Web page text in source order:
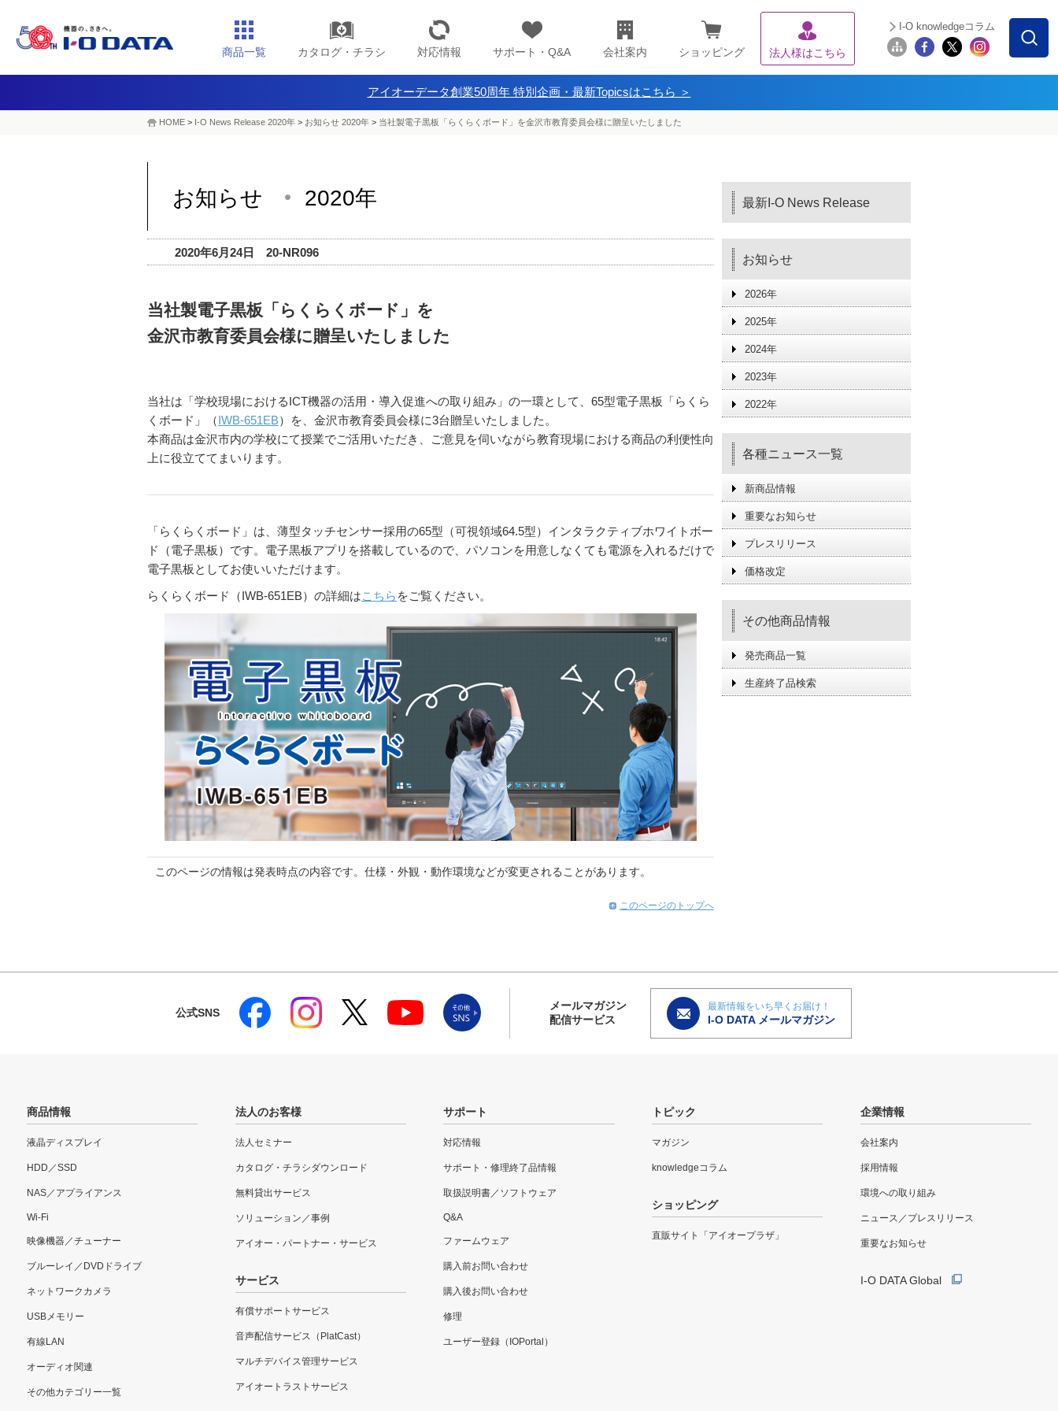
商品一覧 カタログ・チラシ 対応情報 サポート・Q&A 会社案内 ショッピング 法人様はこちら
I-O knowledgeコラム
アイオーデータ創業50周年 特別企画・最新Topicsはこちら ＞
HOME > I-O News Release 2020年 > お知らせ 2020年 > 当社製電子黒板「らくらくボード」を金沢市教育委員会様に贈呈いたしました
お知らせ 2020年
2020年6月24日 20-NR096
当社製電子黒板「らくらくボード」を
金沢市教育委員会様に贈呈いたしました
当社は「学校現場におけるICT機器の活用・導入促進への取り組み」の一環として、65型電子黒板「らくら
くボード」（IWB-651EB）を、金沢市教育委員会様に3台贈呈いたしました。
本商品は金沢市内の学校にて授業でご活用いただき、ご意見を伺いながら教育現場における商品の利便性向
上に役立ててまいります。
「らくらくボード」は、薄型タッチセンサー採用の65型（可視領域64.5型）インタラクティブホワイトボー
ド（電子黒板）です。電子黒板アプリを搭載しているので、パソコンを用意しなくても電源を入れるだけで
電子黒板としてお使いいただけます。
らくらくボード（IWB-651EB）の詳細はこちら をご覧ください。
このページの情報は発表時点の内容です。仕様・外観・動作環境などが変更されることがあります。
このページのトップへ
最新I-O News Release
お知らせ
2026年
2025年
2024年
2023年
2022年
各種ニュース一覧
新商品情報
重要なお知らせ
プレスリリース
価格改定
その他商品情報
発売商品一覧
生産終了品検索
公式SNS
メールマガジン
配信サービス
最新情報をいち早くお届け！
I-O DATA メールマガジン
商品情報
液晶ディスプレイ
HDD／SSD
NAS／アプライアンス
Wi-Fi
映像機器／チューナー
ブルーレイ／DVDドライブ
ネットワークカメラ
USBメモリー
有線LAN
オーディオ関連
その他カテゴリー一覧
法人のお客様
法人セミナー
カタログ・チラシダウンロード
無料貸出サービス
ソリューション／事例
アイオー・パートナー・サービス
サービス
有償サポートサービス
音声配信サービス（PlatCast）
マルチデバイス管理サービス
アイオートラストサービス
サポート
対応情報
サポート・修理終了品情報
取扱説明書／ソフトウェア
Q&A
ファームウェア
購入前お問い合わせ
購入後お問い合わせ
修理
ユーザー登録（IOPortal）
トピック
マガジン
knowledgeコラム
ショッピング
直販サイト「アイオープラザ」
企業情報
会社案内
採用情報
環境への取り組み
ニュース／プレスリリース
重要なお知らせ
I-O DATA Global